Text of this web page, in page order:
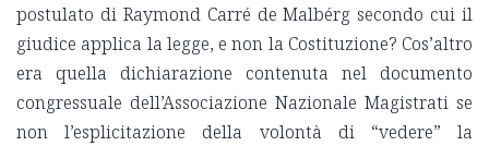
postulato di Raymond Carré de Malbérg secondo cui il
giudice applica la legge, e non la Costituzione? Cos’altro
era quella dichiarazione contenuta nel documento
congressuale dell’Associazione Nazionale Magistrati se
non l’esplicitazione della volontà di “vedere” la